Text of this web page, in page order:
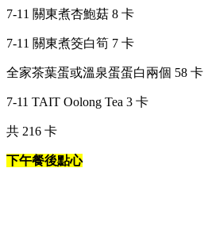
7-11 關東煮杏鮑菇 8 卡
7-11 關東煮筊白筍 7 卡
全家茶葉蛋或溫泉蛋蛋白兩個 58 卡
7-11 TAIT Oolong Tea 3 卡
共 216 卡
下午餐後點心